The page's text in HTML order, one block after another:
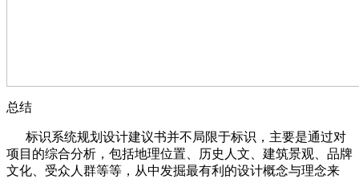
总结
标识系统规划设计建议书并不局限于标识，主要是通过对
项目的综合分析，包括地理位置、历史人文、建筑景观、品牌
文化、受众人群等等，从中发掘最有利的设计概念与理念来